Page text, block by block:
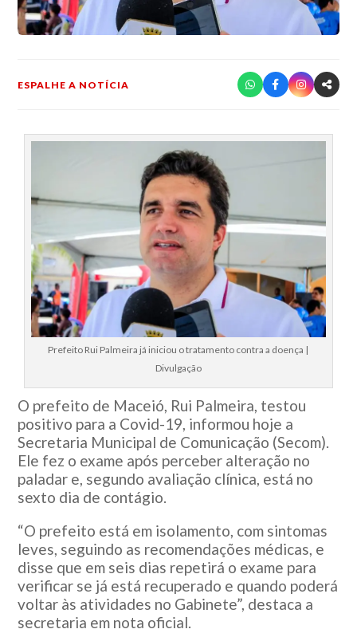
ESPALHE A NOTÍCIA
Prefeito Rui Palmeira já iniciou o tratamento contra a doença |
Divulgação
O prefeito de Maceió, Rui Palmeira, testou
positivo para a Covid-19, informou hoje a
Secretaria Municipal de Comunicação (Secom).
Ele fez o exame após perceber alteração no
paladar e, segundo avaliação clínica, está no
sexto dia de contágio.
“O prefeito está em isolamento, com sintomas
leves, seguindo as recomendações médicas, e
disse que em seis dias repetirá o exame para
verificar se já está recuperado e quando poderá
voltar às atividades no Gabinete”, destaca a
secretaria em nota oficial.